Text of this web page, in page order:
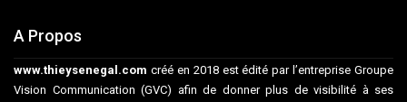
A Propos
www.thieysenegal.com créé en 2018 est édité par l’entreprise Groupe
Vision Communication (GVC) afin de donner plus de visibilité à ses